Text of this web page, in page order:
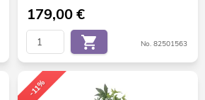
179,00€
No. 82501563
-11%